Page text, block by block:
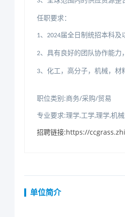
任职要求：
1、 2024届全日制统招本科及
2、具有良好的团队协作能力
3、化工，高分子，机械，材
职位类别:商务/采购/贸易
专业要求:理学,工学,理学,机
招聘链接:https://
单位简介